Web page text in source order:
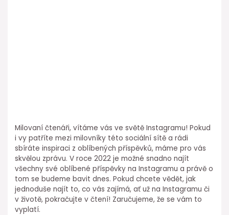
Milovaní čtenáři, vítáme vás ve světě Instagramu! Pokud
i vy patříte mezi milovníky této sociální sítě a rádi
sbíráte inspiraci z oblíbených příspěvků, máme pro vás
skvělou zprávu. V roce 2022 je možné snadno najít
všechny své oblíbené příspěvky na Instagramu a právě o
tom se budeme bavit dnes. Pokud chcete vědět, jak
jednoduše najít to, co vás zajímá, ať už na Instagramu či
v životě, pokračujte v čtení! Zaručujeme, že se vám to
vyplatí.